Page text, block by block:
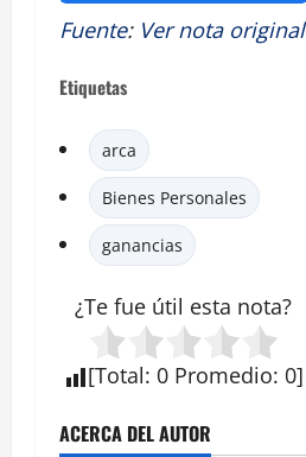
Fuente: Ver nota original
Etiquetas
arca
Bienes Personales
ganancias
¿Te fue útil esta nota?
[Total: 0 Promedio: 0]
ACERCA DEL AUTOR